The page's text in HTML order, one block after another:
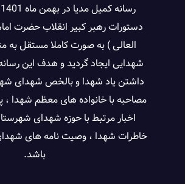
دستورات رهبر کبیر انقلاب حضرت
العالی ) به صورت کاملا مستقل به
شهدایی ایجاد گردید و هدف این رسانه
داشتن یاد شهدا و بالخص شهدای
مصاحبه با خانواده های معظم شهدا
اخبار مرتبط با حوزه شهدای
خاطرات شهدا ، وصیت نامه های
باشد.